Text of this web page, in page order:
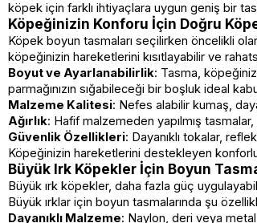
köpek için farklı ihtiyaçlara uygun geniş bir
Köpeğinizin Konforu İçin Doğru
Köpek boyun tasmaları seçilirken öncelikli
köpeğinizin hareketlerini kısıtlayabilir ve
Boyut ve Ayarlanabilirlik: Tasma,
parmağınızın sığabileceği bir boşluk ideal
Malzeme Kalitesi: Nefes alabilir kumaş,
Ağırlık: Hafif malzemeden yapılmış
Güvenlik Özellikleri: Dayanıklı tokalar,
Köpeğinizin hareketlerini destekleyen
Büyük Irk Köpekler İçin Boyun
Büyük ırk köpekler, daha fazla güç
Büyük ırklar için boyun tasmalarında şu
Dayanıklı Malzeme: Naylon, deri veya metal